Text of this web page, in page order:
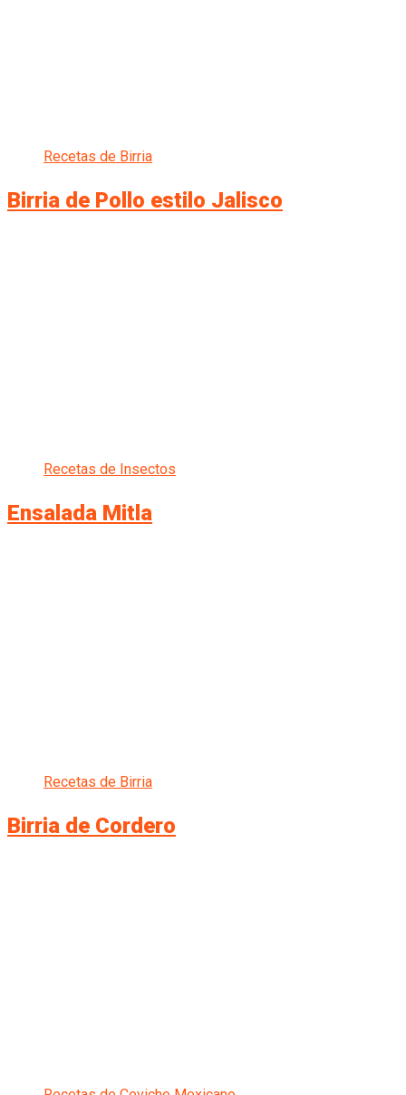
Recetas de Birria
Birria de Pollo estilo Jalisco
Recetas de Insectos
Ensalada Mitla
Recetas de Birria
Birria de Cordero